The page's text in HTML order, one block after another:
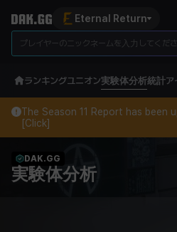
Eternal Return
ランキングユニオン実験体分析統計ア
The Season 11 Report has been
[Click]
DAK.GG
実験体分析